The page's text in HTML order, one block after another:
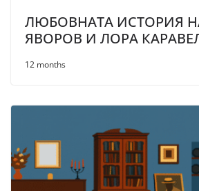
ЛЮБОВНАТА ИСТОРИЯ
ЯВОРОВ И ЛОРА
12 months